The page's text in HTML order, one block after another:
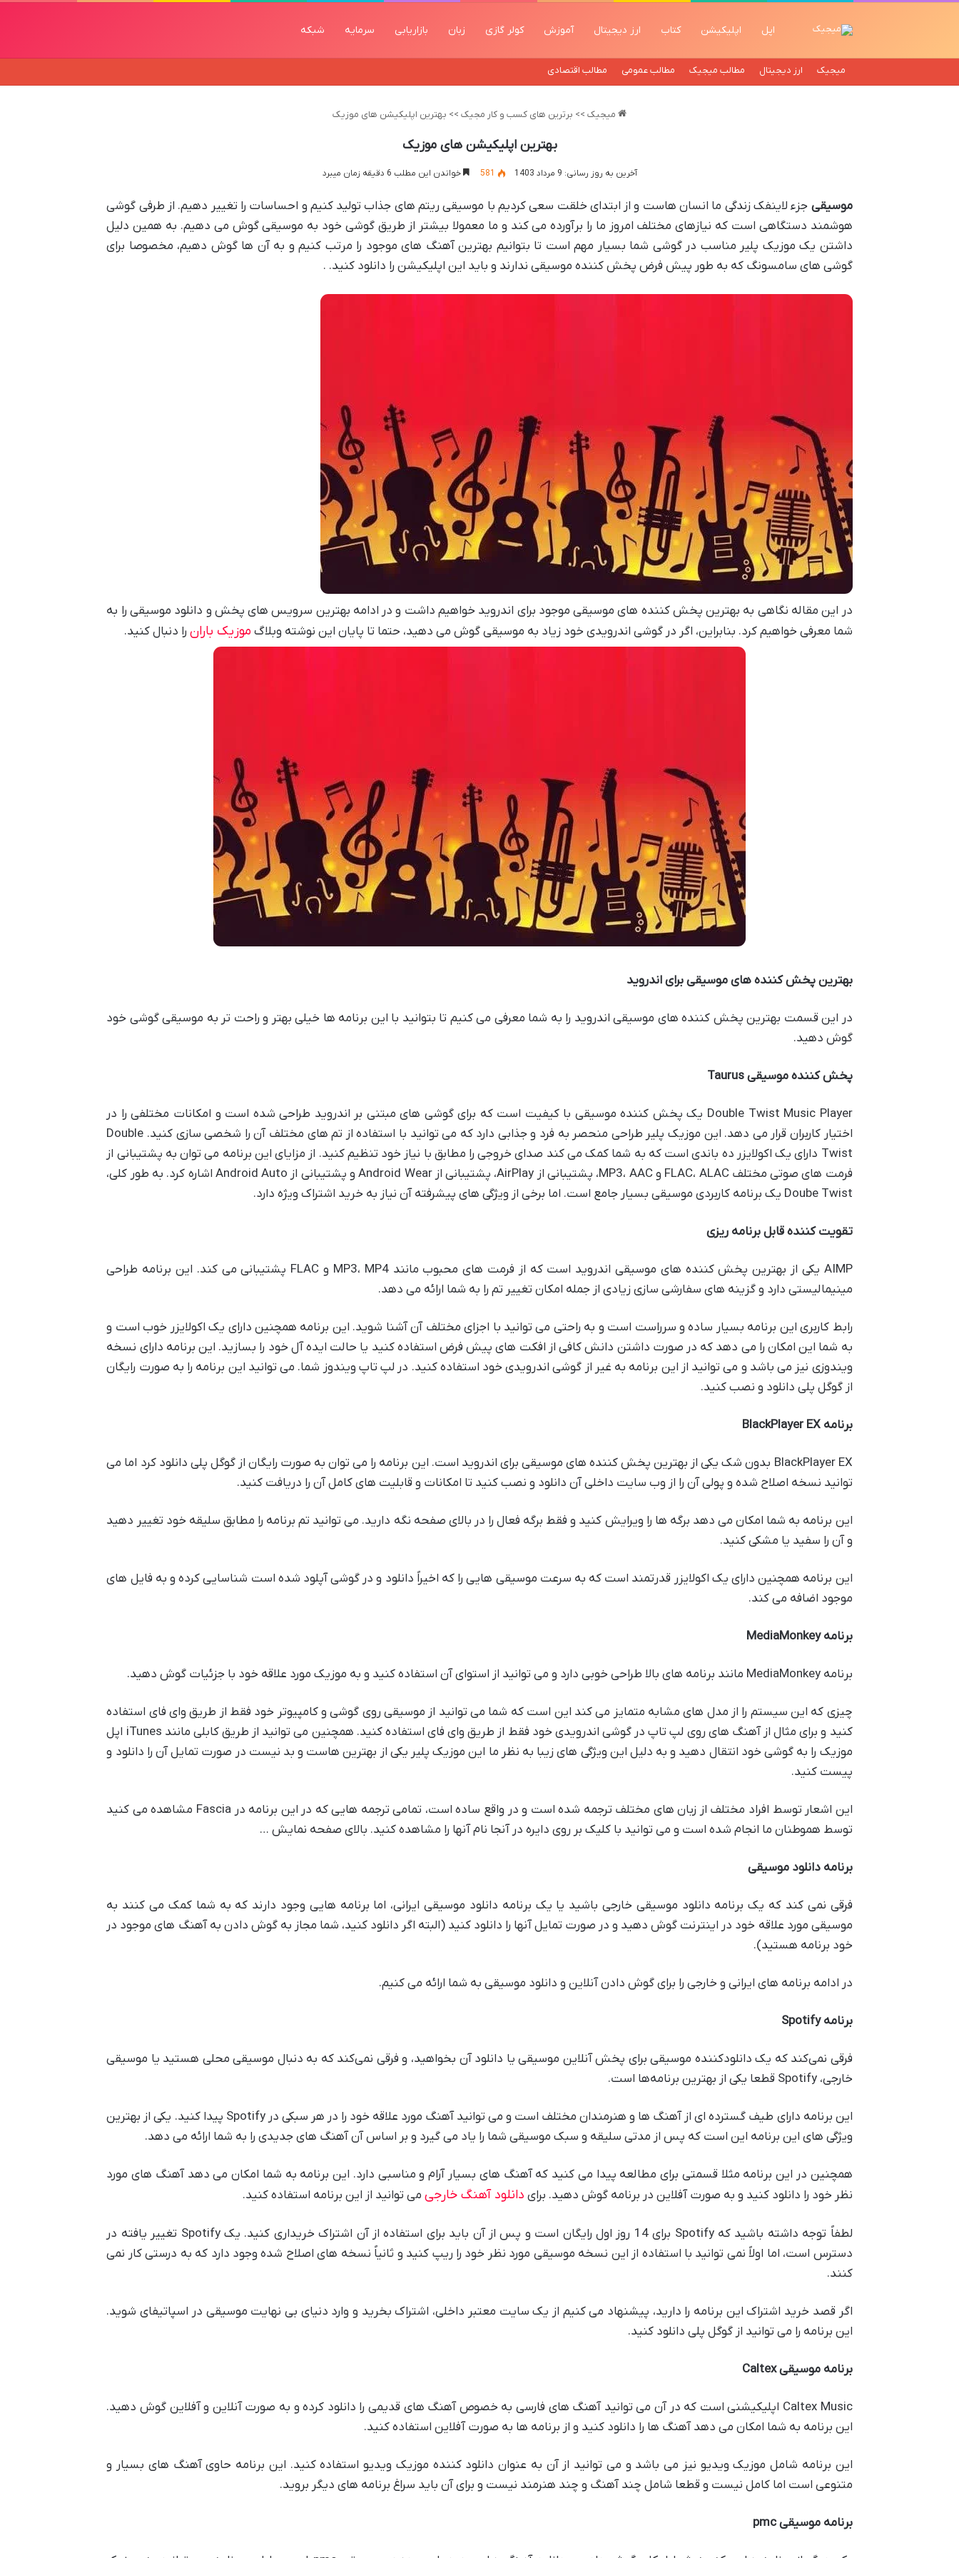
اپل اپلیکیشن کتاب ارز دیجیتال آموزش کولر گازی زبان بازاریابی سرمایه شبکه
میجیک ارز دیجیتال مطالب میجیک مطالب عمومی مطالب اقتصادی
میجیک >> برترین های کسب و کار مجیک >> بهترین اپلیکیشن های موزیک
بهترین اپلیکیشن های موزیک
آخرین به روز رسانی: 9 مرداد 1403 581 خواندن این مطلب 6 دقیقه زمان میبرد
موسیقی جزء لاینفک زندگی ما انسان هاست و از ابتدای خلقت سعی کردیم با موسیقی ریتم های جذاب تولید کنیم و احساسات را تغییر دهیم. از طرفی گوشی
هوشمند دستگاهی است که نیازهای مختلف امروز ما را برآورده می کند و ما معمولا بیشتر از طریق گوشی خود به موسیقی گوش می دهیم. به همین دلیل
داشتن یک موزیک پلیر مناسب در گوشی شما بسیار مهم است تا بتوانیم بهترین آهنگ های موجود را مرتب کنیم و به آن ها گوش دهیم، مخصوصا برای
گوشی های سامسونگ که به طور پیش فرض پخش کننده موسیقی ندارند و باید این اپلیکیشن را دانلود کنید. .
در این مقاله نگاهی به بهترین پخش کننده های موسیقی موجود برای اندروید خواهیم داشت و در ادامه بهترین سرویس های پخش و دانلود موسیقی را به
شما معرفی خواهیم کرد. بنابراین، اگر در گوشی اندرویدی خود زیاد به موسیقی گوش می دهید، حتما تا پایان این نوشته وبلاگ موزیک باران را دنبال کنید.
بهترین پخش کننده های موسیقی برای اندروید
در این قسمت بهترین پخش کننده های موسیقی اندروید را به شما معرفی می کنیم تا بتوانید با این برنامه ها خیلی بهتر و راحت تر به موسیقی گوشی خود
گوش دهید.
پخش کننده موسیقی Taurus
Double Twist Music Player یک پخش کننده موسیقی با کیفیت است که برای گوشی های مبتنی بر اندروید طراحی شده است و امکانات مختلفی را در
اختیار کاربران قرار می دهد. این موزیک پلیر طراحی منحصر به فرد و جذابی دارد که می توانید با استفاده از تم های مختلف آن را شخصی سازی کنید. Double
Twist دارای یک اکولایزر ده باندی است که به شما کمک می کند صدای خروجی را مطابق با نیاز خود تنظیم کنید. از مزایای این برنامه می توان به پشتیبانی از
فرمت های صوتی مختلف FLAC، ALAC و MP3، AAC، پشتیبانی از AirPlay، پشتیبانی از Android Wear و پشتیبانی از Android Auto اشاره کرد. به طور کلی،
Doube Twist یک برنامه کاربردی موسیقی بسیار جامع است. اما برخی از ویژگی های پیشرفته آن نیاز به خرید اشتراک ویژه دارد.
تقویت کننده قابل برنامه ریزی
AIMP یکی از بهترین پخش کننده های موسیقی اندروید است که از فرمت های محبوب مانند MP3، MP4 و FLAC پشتیبانی می کند. این برنامه طراحی
مینیمالیستی دارد و گزینه های سفارشی سازی زیادی از جمله امکان تغییر تم را به شما ارائه می دهد.
رابط کاربری این برنامه بسیار ساده و سرراست است و به راحتی می توانید با اجزای مختلف آن آشنا شوید. این برنامه همچنین دارای یک اکولایزر خوب است و
به شما این امکان را می دهد که در صورت داشتن دانش کافی از افکت های پیش فرض استفاده کنید یا حالت ایده آل خود را بسازید. این برنامه دارای نسخه
ویندوزی نیز می باشد و می توانید از این برنامه به غیر از گوشی اندرویدی خود استفاده کنید. در لپ تاپ ویندوز شما. می توانید این برنامه را به صورت رایگان
از گوگل پلی دانلود و نصب کنید.
برنامه BlackPlayer EX
BlackPlayer EX بدون شک یکی از بهترین پخش کننده های موسیقی برای اندروید است. این برنامه را می توان به صورت رایگان از گوگل پلی دانلود کرد اما می
توانید نسخه اصلاح شده و پولی آن را از وب سایت داخلی آن دانلود و نصب کنید تا امکانات و قابلیت های کامل آن را دریافت کنید.
این برنامه به شما امکان می دهد برگه ها را ویرایش کنید و فقط برگه فعال را در بالای صفحه نگه دارید. می توانید تم برنامه را مطابق سلیقه خود تغییر دهید
و آن را سفید یا مشکی کنید.
این برنامه همچنین دارای یک اکولایزر قدرتمند است که به سرعت موسیقی هایی را که اخیراً دانلود و در گوشی آپلود شده است شناسایی کرده و به فایل های
موجود اضافه می کند.
برنامه MediaMonkey
برنامه MediaMonkey مانند برنامه های بالا طراحی خوبی دارد و می توانید از استوای آن استفاده کنید و به موزیک مورد علاقه خود با جزئیات گوش دهید.
چیزی که این سیستم را از مدل های مشابه متمایز می کند این است که شما می توانید از موسیقی روی گوشی و کامپیوتر خود فقط از طریق وای فای استفاده
کنید و برای مثال از آهنگ های روی لپ تاپ در گوشی اندرویدی خود فقط از طریق وای فای استفاده کنید. همچنین می توانید از طریق کابلی مانند iTunes اپل
موزیک را به گوشی خود انتقال دهید و به دلیل این ویژگی های زیبا به نظر ما این موزیک پلیر یکی از بهترین هاست و بد نیست در صورت تمایل آن را دانلود و
پیست کنید.
این اشعار توسط افراد مختلف از زبان های مختلف ترجمه شده است و در واقع ساده است، تمامی ترجمه هایی که در این برنامه در Fascia مشاهده می کنید
توسط هموطنان ما انجام شده است و می توانید با کلیک بر روی دایره در آنجا نام آنها را مشاهده کنید. بالای صفحه نمایش …
برنامه دانلود موسیقی
فرقی نمی کند که یک برنامه دانلود موسیقی خارجی باشید یا یک برنامه دانلود موسیقی ایرانی، اما برنامه هایی وجود دارند که به شما کمک می کنند به
موسیقی مورد علاقه خود در اینترنت گوش دهید و در صورت تمایل آنها را دانلود کنید (البته اگر دانلود کنید، شما مجاز به گوش دادن به آهنگ های موجود در
خود برنامه هستید).
در ادامه برنامه های ایرانی و خارجی را برای گوش دادن آنلاین و دانلود موسیقی به شما ارائه می کنیم.
برنامه Spotify
فرقی نمی‌کند که یک دانلودکننده موسیقی برای پخش آنلاین موسیقی یا دانلود آن بخواهید، و فرقی نمی‌کند که به دنبال موسیقی محلی هستید یا موسیقی
خارجی، Spotify قطعا یکی از بهترین برنامه‌ها است.
این برنامه دارای طیف گسترده ای از آهنگ ها و هنرمندان مختلف است و می توانید آهنگ مورد علاقه خود را در هر سبکی در Spotify پیدا کنید. یکی از بهترین
ویژگی های این برنامه این است که پس از مدتی سلیقه و سبک موسیقی شما را یاد می گیرد و بر اساس آن آهنگ های جدیدی را به شما ارائه می دهد.
همچنین در این برنامه مثلا قسمتی برای مطالعه پیدا می کنید که آهنگ های بسیار آرام و مناسبی دارد. این برنامه به شما امکان می دهد آهنگ های مورد
نظر خود را دانلود کنید و به صورت آفلاین در برنامه گوش دهید. برای دانلود آهنگ خارجی می توانید از این برنامه استفاده کنید.
لطفاً توجه داشته باشید که Spotify برای 14 روز اول رایگان است و پس از آن باید برای استفاده از آن اشتراک خریداری کنید. یک Spotify تغییر یافته در
دسترس است، اما اولاً نمی توانید با استفاده از این نسخه موسیقی مورد نظر خود را ریپ کنید و ثانیاً نسخه های اصلاح شده وجود دارد که به درستی کار نمی
کنند.
اگر قصد خرید اشتراک این برنامه را دارید، پیشنهاد می کنیم از یک سایت معتبر داخلی، اشتراک بخرید و وارد دنیای بی نهایت موسیقی در اسپاتیفای شوید.
این برنامه را می توانید از گوگل پلی دانلود کنید.
برنامه موسیقی Caltex
Caltex Music اپلیکیشنی است که در آن می توانید آهنگ های فارسی به خصوص آهنگ های قدیمی را دانلود کرده و به صورت آنلاین و آفلاین گوش دهید.
این برنامه به شما امکان می دهد آهنگ ها را دانلود کنید و از برنامه ها به صورت آفلاین استفاده کنید.
این برنامه شامل موزیک ویدیو نیز می باشد و می توانید از آن به عنوان دانلود کننده موزیک ویدیو استفاده کنید. این برنامه حاوی آهنگ های بسیار و
متنوعی است اما کامل نیست و قطعا شامل چند آهنگ و چند هنرمند نیست و برای آن باید سراغ برنامه های دیگر بروید.
برنامه موسیقی pmc